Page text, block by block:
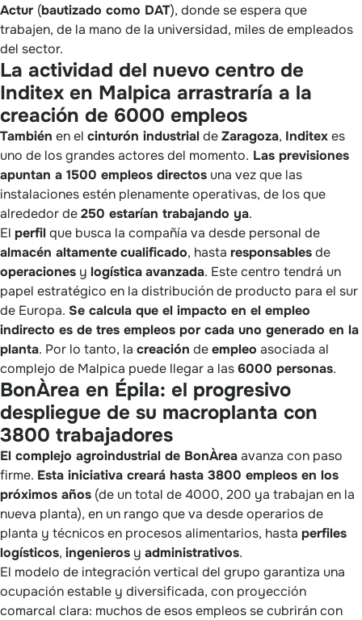
Actur (bautizado como DAT), donde se espera que
trabajen, de la mano de la universidad, miles de empleados
del sector.
La actividad del nuevo centro de
Inditex en Malpica arrastraría a la
creación de 6000 empleos
También en el cinturón industrialdeZaragoza, Inditexes
uno de los grandes actores del momento. Las previsiones
apuntan a 1500 empleos directos una vez que las
instalaciones estén plenamente operativas, de los que
alrededor de250 estarían trabajando ya.
El perfilque busca la compañía va desde personal de
almacén altamentecualificado, hasta responsablesde
operaciones y logísticaavanzada. Este centro tendrá un
papel estratégico en la distribución de producto para el sur
de Europa. Se calcula que el impacto en el empleo
indirecto es de tres empleos por cada uno generado en la
planta. Por lo tanto, la creación deempleo asociada al
complejo de Malpica puede llegar a las6000 personas.
BonÀrea en Épila: el progresivo
despliegue de su macroplanta con
3800 trabajadores
El complejo agroindustrial de BonÀreaavanza con paso
firme. Esta iniciativa creará hasta 3800 empleos en los
próximos años (de un total de 4000, 200 ya trabajan en la
nueva planta), en un rango que va desde operarios de
planta y técnicos en procesos alimentarios, hasta perfiles
logísticos, ingenieros y administrativos.
El modelo de integración vertical del grupo garantiza una
ocupación estable y diversificada, con proyección
comarcal clara: muchos de esos empleos se cubrirán con